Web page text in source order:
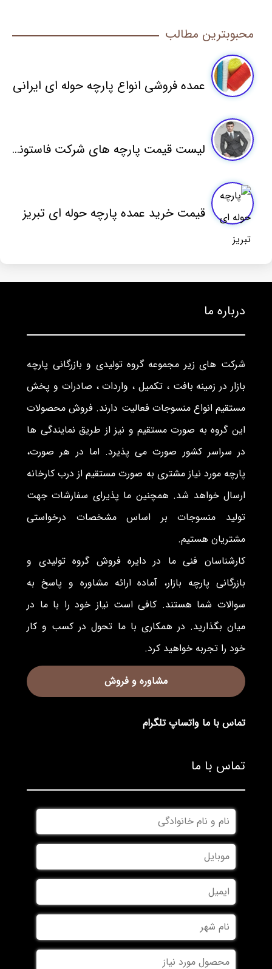
محبوبترین مطالب
عمده فروشی انواع پارچه حوله ای ایرانی
لیست قیمت پارچه های شرکت فاستونی مطهری
قیمت خرید عمده پارچه حوله ای تبریز
درباره ما
شرکت های زیر مجموعه گروه تولیدی و بازرگانی پارچه
بازار در زمینه بافت ، تکمیل ، واردات ، صادرات و پخش
مستقیم انواع منسوجات فعالیت دارند. فروش محصولات
این گروه به صورت مستقیم و نیز از طریق نمایندگی ها
در سراسر کشور صورت می پذیرد. اما در هر صورت،
پارچه مورد نیاز مشتری به صورت مستقیم از درب کارخانه
ارسال خواهد شد. همچنین ما پذیرای سفارشات جهت
تولید منسوجات بر اساس مشخصات درخواستی
مشتریان هستیم.
کارشناسان فنی ما در دایره فروش گروه تولیدی و
بازرگانی پارچه بازار، آماده ارائه مشاوره و پاسخ به
سوالات شما هستند. کافی است نیاز خود را با ما در
میان بگذارید. در همکاری با ما تحول در کسب و کار
خود را تجربه خواهید کرد.
مشاوره و فروش
تماس با ما واتساپ تلگرام
تماس با ما
*